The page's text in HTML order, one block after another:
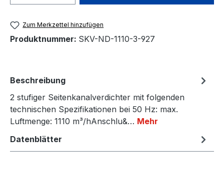
Zum Merkzettel hinzufügen
Produktnummer: SKV-ND-1110-3-927
Beschreibung
2 stufiger Seitenkanalverdichter mit folgenden
technischen Spezifikationen bei 50 Hz: max.
Luftmenge: 1110 m³/hAnschlu&… Mehr
Datenblätter